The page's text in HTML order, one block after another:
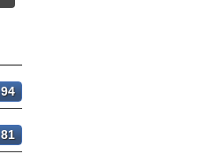
94
81